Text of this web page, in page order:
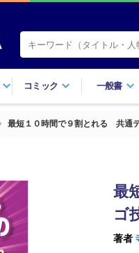
コミック 一般書
最短１０時間で９割とれる 共通
最
ゴ
著者